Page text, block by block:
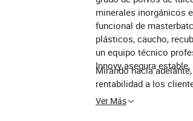
minerales inorgánicos
funcional de
plásticos, caucho,
un equipo técnico
Innovy asegura
Mirando hacia
rentabilidad a los
Ver Más